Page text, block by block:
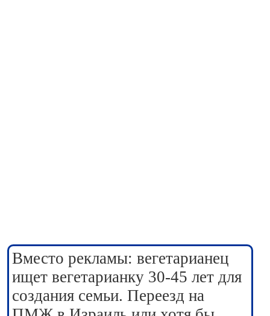
Вместо рекламы: вегетарианец
ищет вегетарианку 30-45 лет для
создания семьи. Переезд на